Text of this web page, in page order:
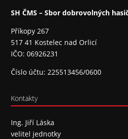
SH ČMS – Sbor dobrovolných
Příkopy 267
517 41 Kostelec nad Orlicí
IČO: 06926231
Číslo účtu: 225513456/0600
Kontakty
Ing. Jiří Láska
velitel jednotky